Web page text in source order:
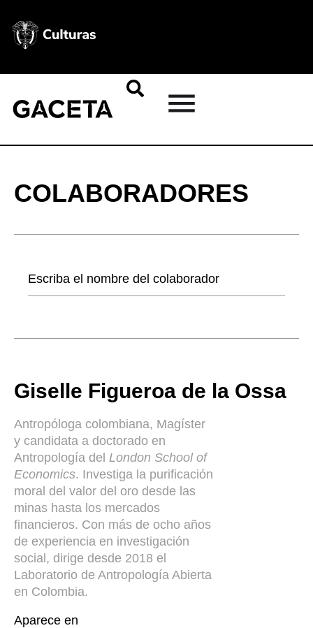
COLABORADORES
Giselle Figueroa de la Ossa
Antropóloga colombiana, Magíster
y candidata a doctorado en
Antropología del London School of
Economics. Investiga la purificación
moral del valor del oro desde las
minas hasta los mercados
financieros. Con más de ocho años
de experiencia en investigación
social, dirige desde 2018 el
Laboratorio de Antropología Abierta
en Colombia.
Aparece en